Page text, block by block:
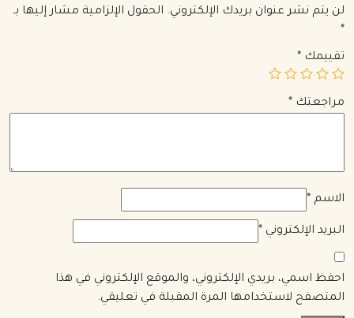
لن يتم نشر عنوان بريدك الإلكتروني. الحقول الإلزامية مشار إليها بـ
*
تقييمك *
مراجعتك *
الاسم *
البريد الإلكتروني *
احفظ اسمي، بريدي الإلكتروني، والموقع الإلكتروني في هذا
المتصفح لاستخدامها المرة المقبلة في تعليقي.